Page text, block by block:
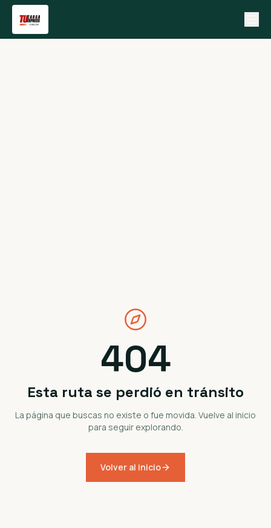
404
Esta ruta se perdió en tránsito
La página que buscas no existe o fue movida. Vuelve al inicio
para seguir explorando.
Volver al inicio